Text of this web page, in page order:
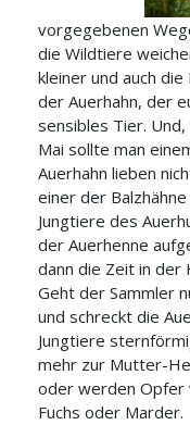
vorgegebenen
die Wildtiere
kleiner und auch
der Auerhahn, der
sensibles Tier.
Mai sollte man
Auerhahn lieben
einer der
Jungtiere des
der Auerhenne
dann die Zeit in
Geht der Sammler
und schreckt die
Jungtiere
mehr zur Mutter-
oder werden Opfer
Fuchs oder Marder.